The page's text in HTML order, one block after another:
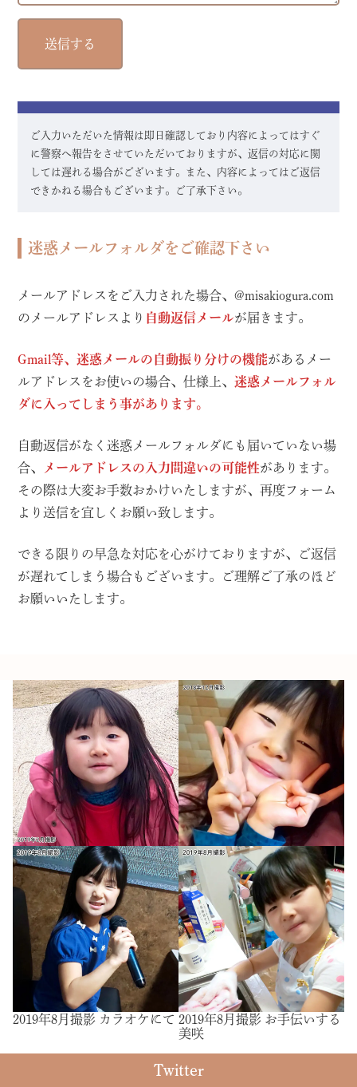
ご入力いただいた情報は即日確認しており内容によってはすぐ
に警察へ報告をさせていただいておりますが、返信の対応に関
しては遅れる場合がございます。また、内容によってはご返信
できかねる場合もございます。ご了承下さい。
迷惑メールフォルダをご確認下さい
メールアドレスをご入力された場合、@misakiogura.com
のメールアドレスより 自動返信メールが届きます。
Gmail等、迷惑メールの自動振り分けの機能があるメー
ルアドレスをお使いの場合、仕様上、迷惑メールフォル
ダに入ってしまう事があります。
自動返信がなく迷惑メールフォルダにも届いていない場
合、
メールアドレスの入力間違いの可能性があります。
その際は大変お手数おかけいたしますが、再度フォーム
より送信を宜しくお願い致します。
できる限りの早急な対応を心がけておりますが、ご返信
が遅れてしまう場合もございます。ご理解ご了承のほど
お願いいたします。
2019年8月撮影 カラオケにて 2019年8月撮影 お手伝いする
美咲
Twitter